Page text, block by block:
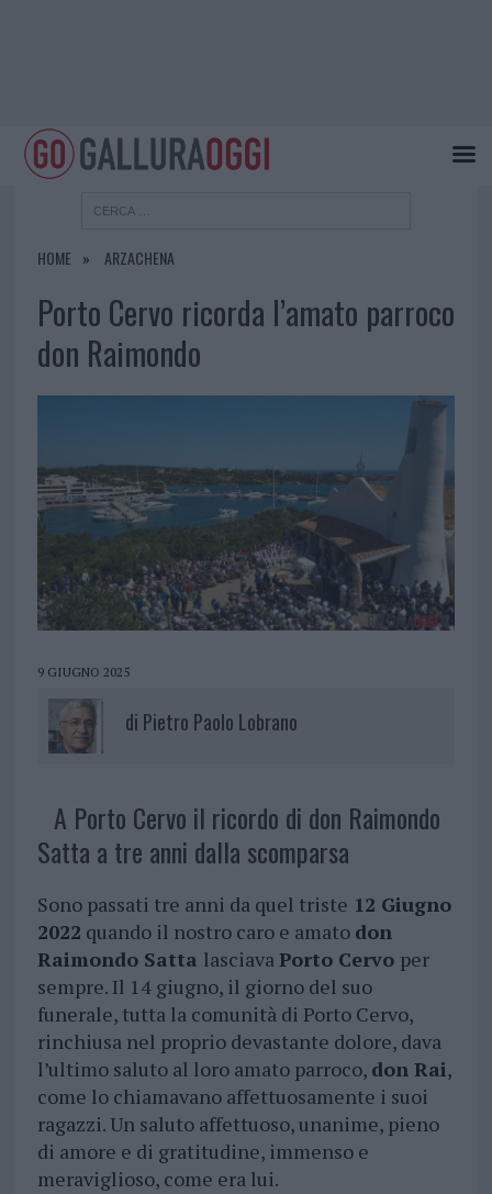
HOME ARZACHENA
Porto Cervo ricorda l’amato parroco
don Raimondo
9 GIUGNO 2025
di Pietro Paolo Lobrano
A Porto Cervo il ricordo di don Raimondo
Satta a tre anni dalla scomparsa
Sono passati tre anni da quel triste 12 Giugno
2022 quando il nostro caro e amato don
Raimondo Satta lasciavaPorto Cervo per
sempre. Il 14 giugno, il giorno del suo
funerale, tutta la comunità di Porto Cervo,
rinchiusa nel proprio devastante dolore, dava
l’ultimo saluto al loro amato parroco, don Rai,
come lo chiamavano affettuosamente i suoi
ragazzi. Un saluto affettuoso, unanime, pieno
di amore e di gratitudine, immenso e
meraviglioso, come era lui.